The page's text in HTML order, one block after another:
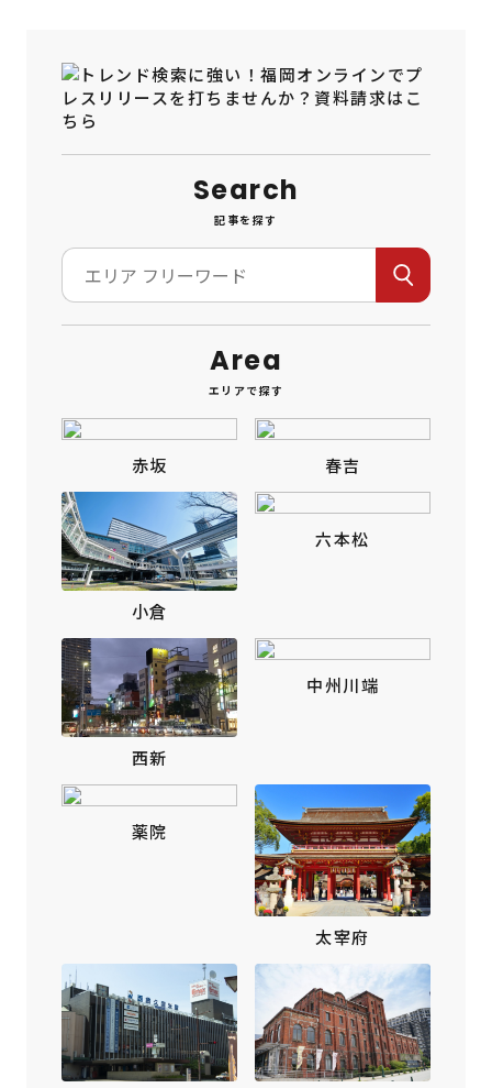
Search
記事を探す
Area
エリアで探す
赤坂 春吉
小倉
六本松
西新
中州川端
薬院
太宰府